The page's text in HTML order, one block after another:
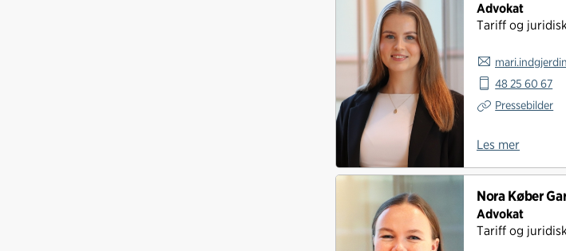
Advokat
Tariff og
48 25 60 67
Pressebilder
Les mer
Nora Køber
Advokat
Tariff og juridisk